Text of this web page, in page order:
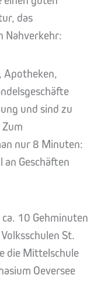
das
Nahverkehr:
Apotheken,
und sind zu
nur 8 Minuten:
Geschäften
10 Gehminuten
St.
die Mittelschule
Oeversee